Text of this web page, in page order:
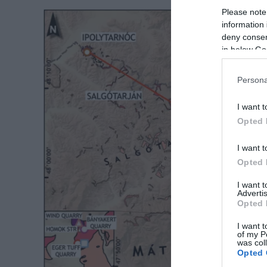
Please
information
deny
in below
I want
Opted
I want
Opted
I want
Opted
I want
of my
was
Opted